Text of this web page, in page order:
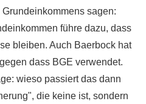
sagen:
führe dazu, dass
bleiben. Auch Baerbock hat
dass BGE verwendet.
wieso passiert das dann
die keine ist, sondern